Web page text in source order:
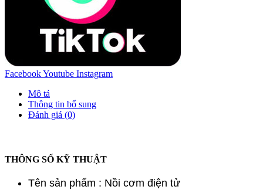
FacebookYoutube Instagram
Mô tả
Thông tin bổ sung
Đánh giá (0)
THÔNG SỐ KỸ THUẬT
Tên sản phẩm : Nồi cơm điện tử